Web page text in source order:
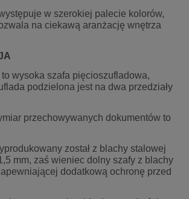
w szerokiej palecie kolorów,
na ciekawą aranżację wnętrza
wysoka szafa pięcioszufladowa,
podzielona jest na dwa przedziały
przechowywanych dokumentów to
został z blachy stalowej
mm, zaś wieniec dolny szafy z blachy
dodatkową ochronę przed